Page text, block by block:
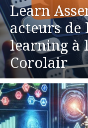
Learn
acteurs de
learning à
Corolair